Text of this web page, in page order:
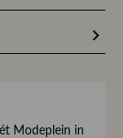
dat
Modeplein in